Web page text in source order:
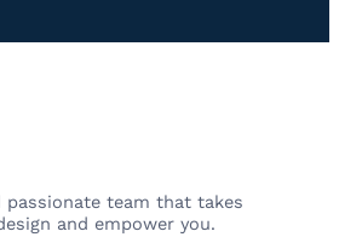
passionate team that takes
and empower you.